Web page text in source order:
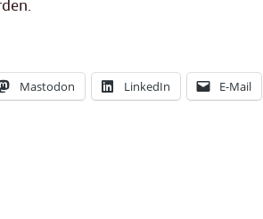
Mastodon LinkedIn E-Mail